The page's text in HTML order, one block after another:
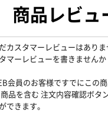
商品レビュ
カスタマーレビューはあり
マーレビューを書きませんか
会員のお客様ですでにこの
品を含む 注文内容確認ボタ
できます。